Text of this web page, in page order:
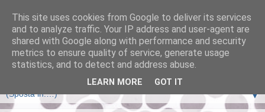
▼
This site uses cookies from Google to deliver its services
and to analyze traffic. Your IP address and user-agent are
shared with Google along with performance and security
metrics to ensure quality of service, generate usage
statistics, and to detect and address abuse.
LEARN MORE GOT IT